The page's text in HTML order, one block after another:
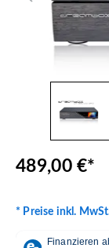
489,00 €*
* Preise inkl.